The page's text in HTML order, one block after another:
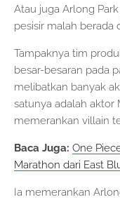
Atau juga Arlong
pesisir malah berada
Tampaknya tim
besar-besaran pada
melibatkan banyak
satunya adalah aktor
memerankan villain
Baca Juga: One
Marathon dari East
Ia memerankan